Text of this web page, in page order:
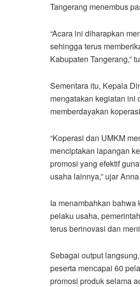
Tangerang menembus
“Acara ini diharapkan
sehingga terus
Kabupaten Tangerang,”
Sementara itu, Kepala
mengatakan kegiatan ini
memberdayakan
“Koperasi dan UMKM
menciptakan lapangan
promosi yang efektif
usaha lainnya,” ujar
Ia menambahkan
pelaku usaha,
terus berinovasi dan
Sebagai output
peserta mencapai 60
promosi produk selama